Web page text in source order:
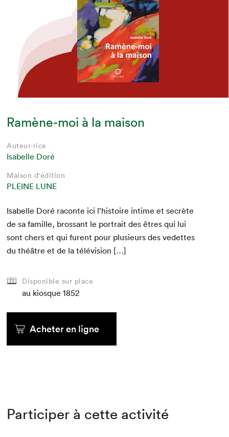
Ramène-moi à la maison
Auteur·rice
Isabelle Doré
Maison d'édition
PLEINE LUNE
Isabelle Doré racon­te ici l’histoire intime et secrète
de sa famille, brossant le por­trait des êtres qui lui
sont chers et qui furent pour plusieurs des vedettes
du théâtre et de la télévision […]
Disponible sur place
au kiosque 1852
Acheter en ligne
Participer à cette activité